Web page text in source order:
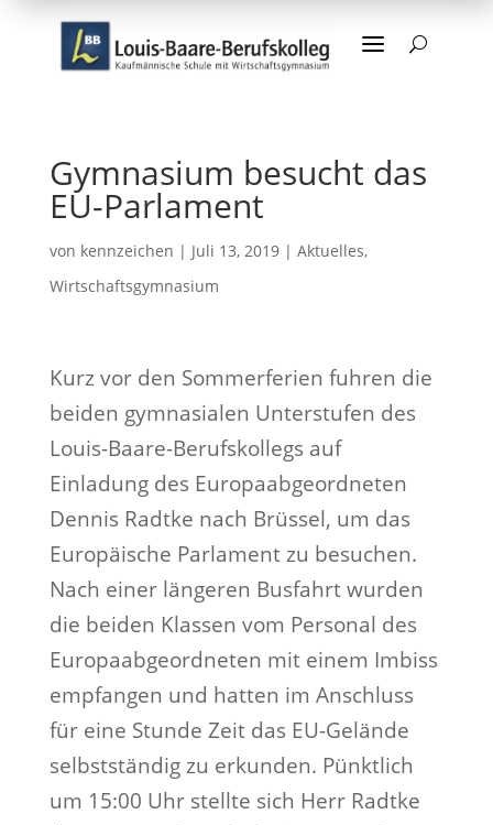
a U
Gymnasium besucht das
EU-Parlament
von kennzeichen | Juli 13, 2019| Aktuelles,
Wirtschaftsgymnasium
Kurz vor den Sommerferien fuhren die
beiden gymnasialen Unterstufen des
Louis-Baare-Berufskollegs auf
Einladung des Europaabgeordneten
Dennis Radtke nach Brüssel, um das
Europäische Parlament zu besuchen.
Nach einer längeren Busfahrt wurden
die beiden Klassen vom Personal des
Europaabgeordneten mit einem Imbiss
empfangen und hatten im Anschluss
für eine Stunde Zeit das EU-Gelände
selbstständig zu erkunden. Pünktlich
um 15:00 Uhr stellte sich Herr Radtke